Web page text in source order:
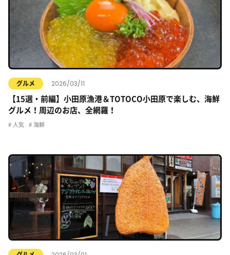
グルメ 2026/03/11
【15選・前編】小田原漁港＆TOTOCO小田原で楽しむ、海鮮
グルメ！周辺のお店、全網羅！
人気 海鮮